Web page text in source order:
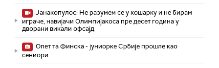
Јанакопулос: Не разумем се у кошарку и не бирам
играче, навијачи Олимпијакоса пре десет година у
дворани викали офсајд
Опет та Финска - јуниорке Србије прошле као
сениори